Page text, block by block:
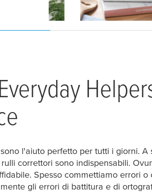
l'aiuto perfetto per tutti i giorni.
correttori sono indispensabili.
Spesso commettiamo errori
gli errori di battitura e di